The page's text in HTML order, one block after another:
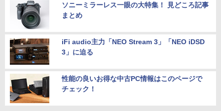
ソニーミラーレス一眼の大特集！ 見どころ記事
まとめ
iFi audio主力「NEO Stream 3」「NEO iDSD
3」に迫る
性能の良いお得な中古PC情報はこのページで
チェック！